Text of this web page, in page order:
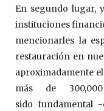
En segundo lugar,
instituciones
mencionarles la
restauración en
aproximadamente
más de
sido fundamental